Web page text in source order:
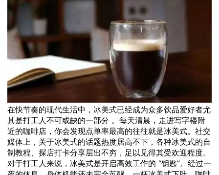
在快节奏的现代生活中，冰美式已经成为众多饮品爱好者尤
其是打工人不可或缺的一部分 。每天清晨，走进写字楼附
近的咖啡店，你会发现点单率最高的往往就是冰美式。社交
媒体上，关于冰美式的话题热度居高不下，各种冰美式的自
制教程、探店打卡分享层出不穷，足以见得其受欢迎程度。
对于打工人来说，冰美式是开启高效工作的 “钥匙”。经过一